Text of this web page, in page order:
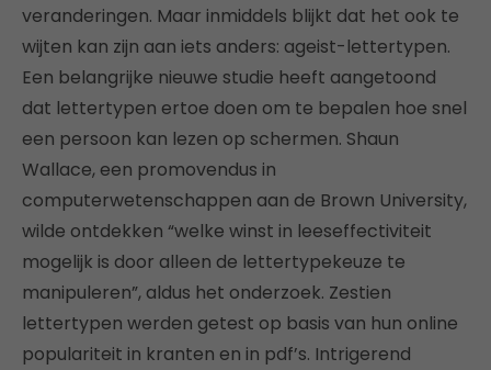
veranderingen. Maar inmiddels blijkt dat het ook te
wijten kan zijn aan iets anders: ageist-lettertypen.
Een belangrijke nieuwe studie heeft aangetoond
dat lettertypen ertoe doen om te bepalen hoe snel
een persoon kan lezen op schermen. Shaun
Wallace, een promovendus in
computerwetenschappen aan de Brown University,
wilde ontdekken “welke winst in leeseffectiviteit
mogelijk is door alleen de lettertypekeuze te
manipuleren”, aldus het onderzoek. Zestien
lettertypen werden getest op basis van hun online
populariteit in kranten en in pdf’s. Intrigerend